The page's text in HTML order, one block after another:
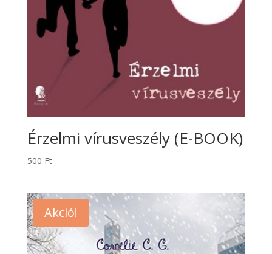
Érzelmi vírusveszély (E-BOOK)
500 Ft
Akció!